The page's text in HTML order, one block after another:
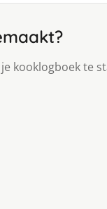
kooklogboek te